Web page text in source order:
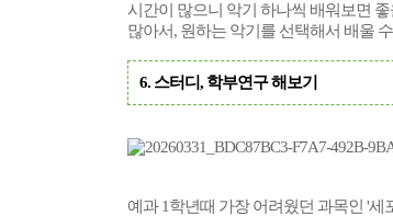
시간이 많으니 악기 하나씩 배워보면
많아서, 원하는 악기를 선택해서 배울
6. 스터디, 학부연구 해보기
예과 1학년때 가장 어려웠던 과목인 '